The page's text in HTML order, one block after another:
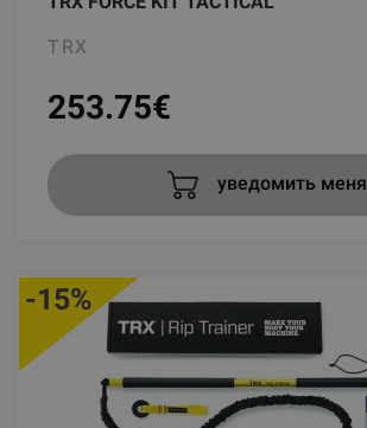
TRX
253.75€
уведомить меня
-15%